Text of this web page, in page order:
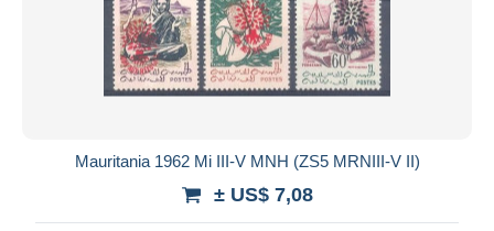
Mauritania 1962 Mi III-V MNH (ZS5 MRNIII-V II)
± US$ 7,08